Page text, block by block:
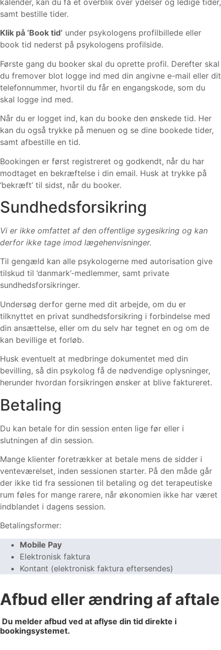
kalender, kan du få et overblik over ydelser og ledige tider,
samt bestille tider.
Klik på ‘Book tid’ under psykologens profilbillede eller
book tid nederst på psykologens profilside.
Første gang du booker skal du oprette profil. Derefter skal
du fremover blot logge ind med din angivne e-mail eller dit
telefonnummer, hvortil du får en engangskode, som du
skal logge ind med.
Når du er logget ind, kan du booke den ønskede tid. Her
kan du også trykke på menuen og se dine bookede tider,
samt afbestille en tid.
Bookingen er først registreret og godkendt, når du har
modtaget en bekræftelse i din email. Husk at trykke på
‘bekræft’ til sidst, når du booker.
Sundhedsforsikring
Vi er ikke omfattet af den offentlige sygesikring og kan
derfor ikke tage imod lægehenvisninger.
Til gengæld kan alle psykologerne med autorisation give
tilskud til ’danmark’-medlemmer, samt private
sundhedsforsikringer.
Undersøg derfor gerne med dit arbejde, om du er
tilknyttet en privat sundhedsforsikring i forbindelse med
din ansættelse, eller om du selv har tegnet en og om de
kan bevillige et forløb.
Husk eventuelt at medbringe dokumentet med din
bevilling, så din psykolog få de nødvendige oplysninger,
herunder hvordan forsikringen ønsker at blive faktureret.
Betaling
Du kan betale for din session enten lige før eller i
slutningen af din session.
Mange klienter foretrækker at betale mens de sidder i
venteværelset, inden sessionen starter. På den måde går
der ikke tid fra sessionen til betaling og det terapeutiske
rum føles for mange rarere, når økonomien ikke har været
indblandet i dagens session.
Betalingsformer:
Mobile Pay
Elektronisk faktura
Kontant (elektronisk faktura eftersendes)
Afbud eller ændring af aftale
Du melder afbud ved at aflyse din tid direkte i
bookingsystemet.